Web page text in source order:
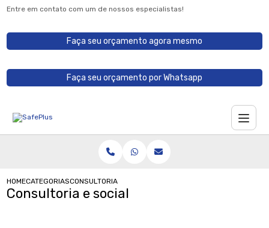
Entre em contato com um de nossos especialistas!
Faça seu orçamento agora mesmo
Faça seu orçamento por Whatsapp
HOMECATEGORIASCONSULTORIA E SOCIAL
Consultoria e social